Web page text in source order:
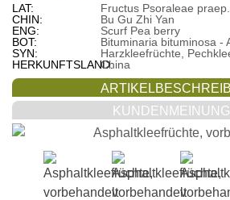
LAT:
Fructus Psoraleae praep.
CHIN:
Bu Gu Zhi Yan
ENG:
Scurf Pea berry
BOT:
Bituminaria bituminosa -
SYN:
Harzkleefrüchte,
HERKUNFTSLAND:China